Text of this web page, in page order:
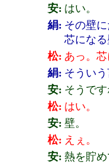
安: はい。
絹: その壁
芯になる
松: あっ。芯
絹: そうい
安: そうで
松: はい。
安: 壁。
松: えぇ。
安: 熱を貯